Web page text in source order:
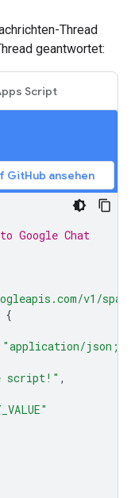
Thread
geantwortet:
Script
GitHub ansehen
Google Chat
v1/spaces/
{
"application/json;
script!" ,